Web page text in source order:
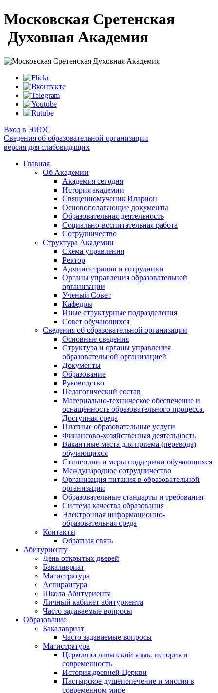
Московская Сретенская
Духовная Академия
Вход в ЭИОС
Сведения об образовательной организации
версия для слабовидящих
Главная
Об Академии
Академия сегодня
История академии
Священномученик Иларион
Основополагающие документы
Образовательная деятельность
Социально-воспитательная работа
Сотрудничество
Структура Академии
Схема управления
Ректор
Администрация и сотрудники
Органы управления образовательной
организации
Ученый Совет
Кафедры
Иные структурные подразделения
Совет обучающихся
Сведения об образовательной организации
Основные сведения
Структура и органы управления
образовательной организацией
Документы
Образование
Руководство
Педагогический состав
Материально-техническое обеспечение и
оснащённость образовательного процесса.
Доступная среда
Платные образовательные услуги
Финансово-хозяйственная деятельность
Вакантные места для приема (перевода)
обучающихся
Стипендии и меры поддержки обучающихся
Международное сотрудничество
Организация питания в образовательной
организации
Образовательные стандарты и требования
Система качества образования
Электронная информационно-
образовательная среда
Контакты
Обратная связь
Абитуриенту
День открытых дверей
Бакалавриат
Магистратура
Аспирантура
Школа Абитуриента
Личный кабинет абитуриента
Часто задаваемые вопросы
Образование
Бакалавриат
Часто задаваемые вопросы
Магистратура
Церковнославянский язык: история и
современность
История древней Церкви
Пастырское душепопечение и миссия в
современном мире